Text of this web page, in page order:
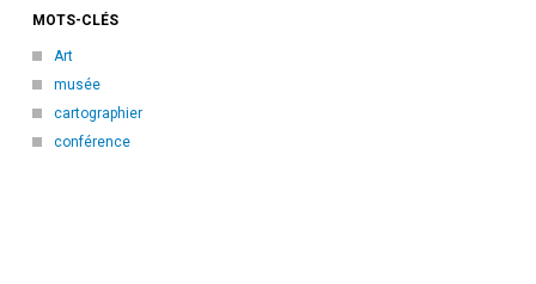
MOTS-CLÉS
Art
musée
cartographier
conférence